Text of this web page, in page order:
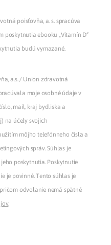
poisťovňa, a. s. spracúva
poskytnutia ebooku „Vitamín D“
budú vymazané.
a.s. / Union zdravotná
moje osobné údaje v
mail, kraj bydliska a
na účely svojich
môjho telefónneho čísla a
správ. Súhlas je
poskytnutia. Poskytnutie
je povinné. Tento súhlas je
odvolanie nemá spätné
.